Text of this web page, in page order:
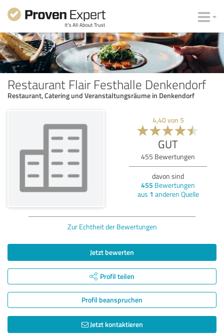
Restaurant Flair Festhalle Denkendorf
Restaurant, Catering und Veranstaltungsräume in Denkendorf
4,40von 5
GUT
455 Bewertungen
davon sind
455 Bewertungen
aus 1 anderen Quelle
Zur Echtheit der Bewertungen
Jetzt bewerten
Profil teilen
Profil beanspruchen
Jetzt kontaktieren